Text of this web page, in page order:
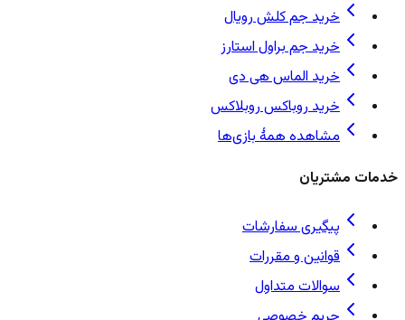
خرید جم کلش رویال
خرید جم براول استارز
خرید الماس هی دی
خرید روباکس روبلاکس
مشاهده همهٔ بازی‌ها
خدمات مشتریان
پیگیری سفارشات
قوانین و مقررات
سوالات متداول